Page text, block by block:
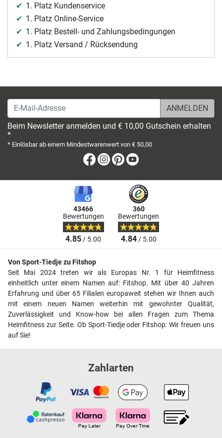
1. Platz Kundenservice
1. Platz Online-Service
1. Platz Bestell- und Zahlungsbedingungen
1. Platz Versand / Rücksendung
E-Mail-Adresse
Beim Newsletter anmelden und € 10,00 Gutschein erhalten
*
* Einlösbar ab einem Mindestwarenwert von € 50,00
Facebook
Instagram
Pinterest
43466
Bewertungen
4.85/ 5.00
360
Bewertungen
4.84/ 5.00
Von Sport-Tiedje zu Fitshop
Seit Mai 2024 treten wir als Europas Nr. 1 für Heimfitness
einheitlich unter einem Namen auf: Fitshop. Mit über 40 Jahren
Erfahrung und über 65 Filialen europaweit stehen wir Ihnen auch
mit einem neuen Namen weiterhin mit gewohnter Qualität,
Zuverlässigkeit und Know-how bei allen Fragen zum Thema
Heimfitness zur Seite. Ob Sport-Tiedje oder Fitshop: Wir freuen uns
auf Sie!
Zahlarten